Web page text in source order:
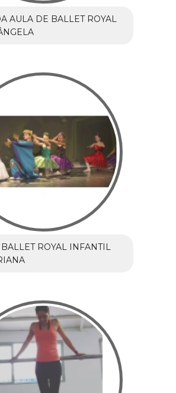
AULA DE BALLET ROYAL
ROYAL INFANTIL